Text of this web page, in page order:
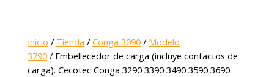
Inicio / Tienda /Conga 3090 / Modelo
3790 / Embellecedor de carga (incluye contactos de
carga). Cecotec Conga 3290 3390 3490 3590 3690